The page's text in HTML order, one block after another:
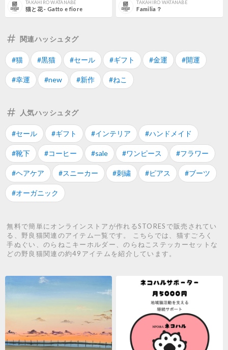
TAKAHIRO WATANABE
猫と花 ‐ Gatto e fiore
TAKAHIRO WATANABE
Familia？
関連ハッシュタグ
#猫 #黒猫 #セール #ギフト #金運 #開運
#幸運 #new #新作 #ねこ
人気ハッシュタグ
#セール #ギフト #インテリア #ハンドメイド
#靴下 #コーヒー #sale #ワンピース #フラワー
#ヘアケア #スニーカー #刺繍 #ピアス #ブーツ
#オーガニック
無料で簡単にオンラインストアが作れるSTORESで販売されてい
る、野良猫関連のアイテム一覧です。 こちらでは、猫すごろく
手ぬぐい、のらねこキーホルダー、のらねこステッカーセットな
どの野良猫関連の約49アイテムを紹介しています。